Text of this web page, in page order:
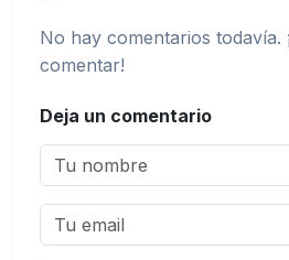
No hay comentarios todavía.
comentar!
Deja un comentario